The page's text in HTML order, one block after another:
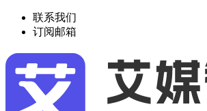
联系我们
订阅邮箱